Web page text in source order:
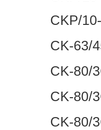
CKP/
CK-63/
CK-80/
CK-80/
CK-80/